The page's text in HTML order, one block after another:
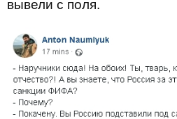
вывели с поля.